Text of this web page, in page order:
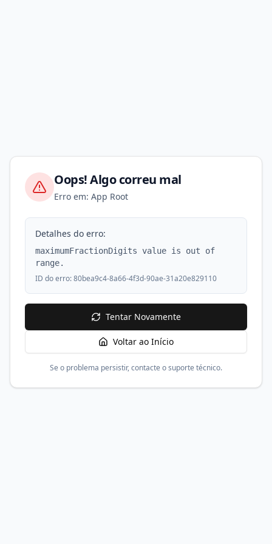
Oops! Algo correu mal
Erro em: App Root
Detalhes do erro:
maximumFractionDigits value is out of
range.
ID do erro:80bea9c4-8a66-4f3d-90ae-31a20e829110
Tentar Novamente
Voltar ao Início
Se o problema persistir, contacte o suporte técnico.